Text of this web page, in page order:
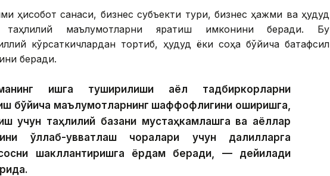
ҳисобот санаси, бизнес субъекти тури, бизнес ҳажми ва ҳудуд
маълумотларни яратиш имконини беради. Бу
кўрсаткичлардан тортиб, ҳудуд ёки соҳа бўйича батафсил
беради.
ишга туширилиши аёл тадбиркорларни
бўйича маълумотларнинг шаффофлигини оширишга,
учун таҳлилий базани мустаҳкамлашга ва аёллар
қўллаб-қувватлаш чоралари учун далилларга
шакллантиришга ёрдам беради, — дейилади